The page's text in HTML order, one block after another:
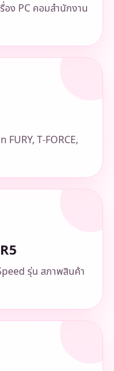
อง PC คอมสำนักงาน
T-FORCE,
รุ่น สภาพสินค้า